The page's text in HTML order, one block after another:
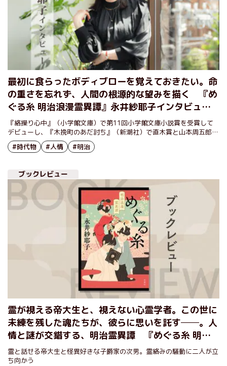
最初に食らったボディブローを覚えておきたい。命
の重さを忘れず、人間の根源的な望みを描く 『め
ぐる糸 明治浪漫霊異譚』永井紗耶子インタビュー
（後編）
『絡操り心中』（小学館文庫）で第11回小学館文庫小説賞を受賞して
デビューし、『木挽町のあだ討ち』（新潮社）で直木賞と山本周五郎賞
をダブル受賞した永井紗耶子さん。今最も注目を集める著者がこのたび
新たに挑むのは、明治時代を舞台に繰り広げられる霊異譚『めぐる糸
#時代物 #人情 #明治
ブックレビュー
霊が視える帝大生と、視えない心霊学者。この世に
未練を残した魂たちが、彼らに思いを託す──。人
情と謎が交錯する、明治霊異譚 『めぐる糸 明治
浪漫霊異譚』永井紗耶子
霊と話せる帝大生と怪異好きな子爵家の次男。霊絡みの騒動に二人が立
ち向かう